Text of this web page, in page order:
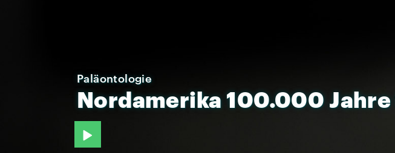
Paläontologie
Nordamerika 100.000 Jahre